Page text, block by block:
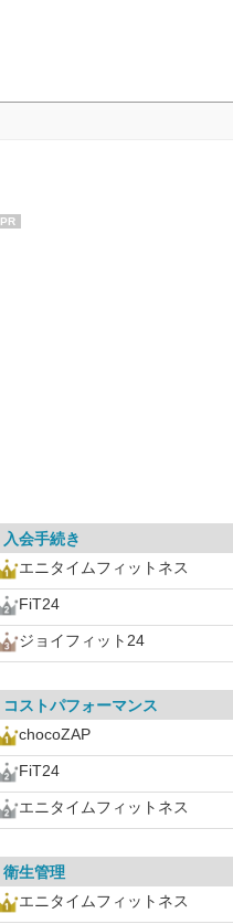
PR
入会手続き
エニタイムフィットネス
FiT24
ジョイフィット24
コストパフォーマンス
chocoZAP
FiT24
エニタイムフィットネス
衛生管理
エニタイムフィットネス